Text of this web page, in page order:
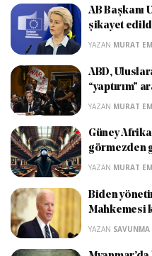
AB Başkanı
şikayet
YAZAN MURAT
ABD,
“yaptırım”
YAZAN MURAT
Güney
görmezden
YAZAN MURAT
Biden
Mahkemesi
YAZAN SAVUNMA